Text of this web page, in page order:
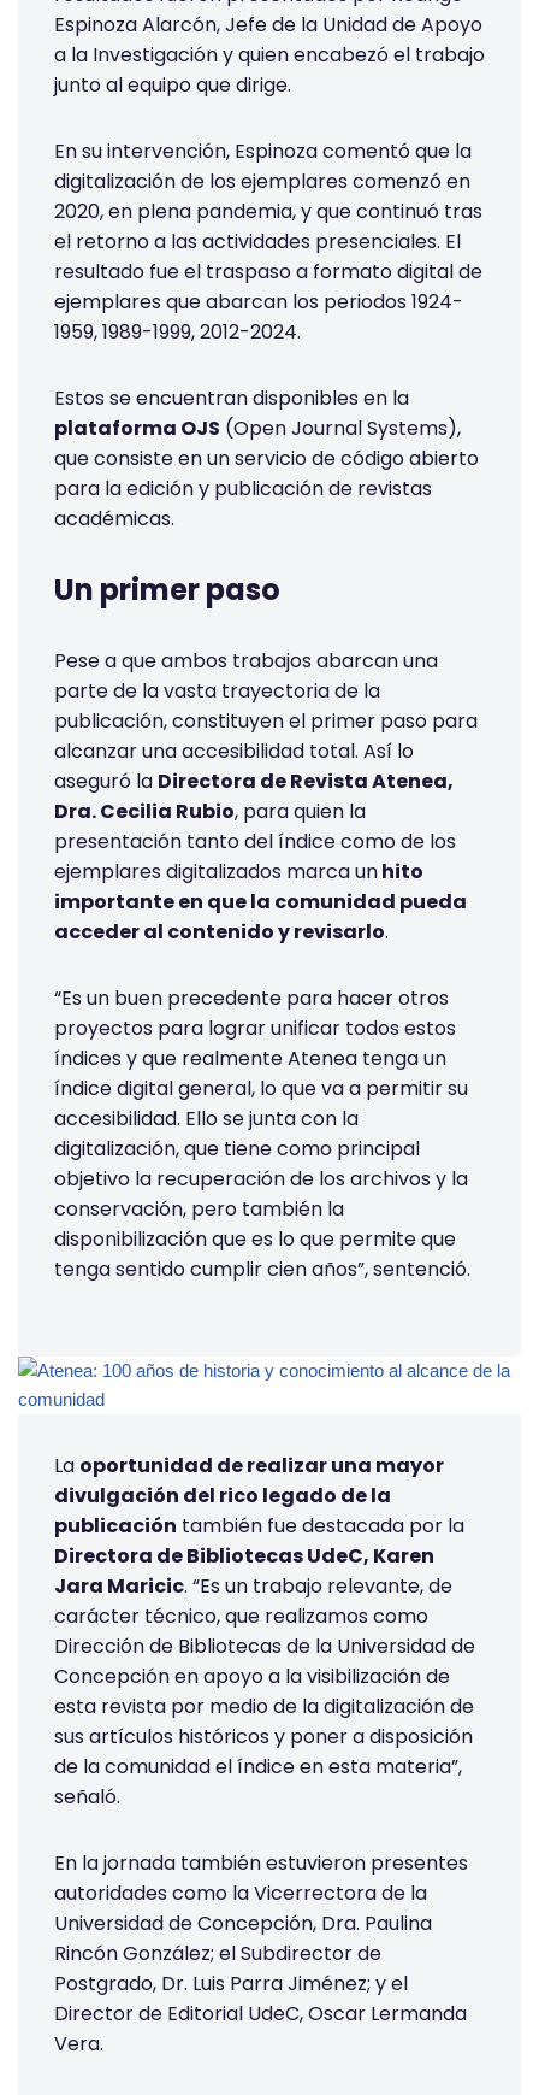
Espinoza Alarcón, Jefe de la Unidad de Apoyo
a la Investigación y quien encabezó el trabajo
junto al equipo que dirige.
En su intervención, Espinoza comentó que la
digitalización de los ejemplares comenzó en
2020, en plena pandemia, y que continuó tras
el retorno a las actividades presenciales. El
resultado fue el traspaso a formato digital de
ejemplares que abarcan los periodos 1924-
1959, 1989-1999, 2012-2024.
Estos se encuentran disponibles en la
plataforma OJS (Open Journal Systems),
que consiste en un servicio de código abierto
para la edición y publicación de revistas
académicas.
Un primer paso
Pese a que ambos trabajos abarcan una
parte de la vasta trayectoria de la
publicación, constituyen el primer paso para
alcanzar una accesibilidad total. Así lo
aseguró la Directora de Revista Atenea,
Dra. Cecilia Rubio, para quien la
presentación tanto del índice como de los
ejemplares digitalizados marca unhito
importante en que la comunidad pueda
acceder al contenido y revisarlo.
“Es un buen precedente para hacer otros
proyectos para lograr unificar todos estos
índices y que realmente Atenea tenga un
índice digital general, lo que va a permitir su
accesibilidad. Ello se junta con la
digitalización, que tiene como principal
objetivo la recuperación de los archivos y la
conservación, pero también la
disponibilización que es lo que permite que
tenga sentido cumplir cien años”, sentenció.
La oportunidad de realizar una mayor
divulgación del rico legado de la
publicación también fue destacada por la
Directora de Bibliotecas UdeC, Karen
Jara Maricic. “Es un trabajo relevante, de
carácter técnico, que realizamos como
Dirección de Bibliotecas de la Universidad de
Concepción en apoyo a la visibilización de
esta revista por medio de la digitalización de
sus artículos históricos y poner a disposición
de la comunidad el índice en esta materia”,
señaló.
En la jornada también estuvieron presentes
autoridades como la Vicerrectora de la
Universidad de Concepción, Dra. Paulina
Rincón González; el Subdirector de
Postgrado, Dr. Luis Parra Jiménez; y el
Director de Editorial UdeC, Oscar Lermanda
Vera.